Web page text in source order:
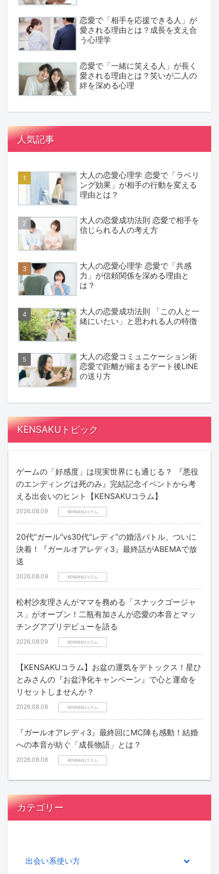
恋愛で「相手を応援できる人」が
愛される理由とは？成長を支え合
う心理学
恋愛で「一緒に笑える人」が長く
愛される理由とは？笑いが二人の
絆を深める心理
人気記事
大人の恋愛心理学 恋愛で「ラベリ
ング効果」が相手の行動を変える
理由とは？
大人の恋愛成功法則 恋愛で相手を
信じられる人の考え方
大人の恋愛心理学 恋愛で「共感
力」が信頼関係を深める理由と
は？
大人の恋愛成功法則 「この人と一
緒にいたい」と思われる人の特徴
大人の恋愛コミュニケーション術
恋愛で距離が縮まるデート後LINE
の送り方
KENSAKUトピック
ゲームの「好感度」は現実世界にも通じる？ 『悪役
のエンディングは死のみ』完結記念イベントから考
える出会いのヒント【KENSAKUコラム】
2026.08.09 KENSAKUコラム
20代“ガール”vs30代“レディ”の婚活バトル、ついに
決着！『ガールオアレディ3』最終話がABEMAで放
送
2026.08.09 KENSAKUコラム
松村沙友理さんがママを務める「スナックゴージャ
ス」がオープン！二瓶有加さんが恋愛の本音とマッ
チングアプリデビューを語る
2026.08.09 KENSAKUコラム
【KENSAKUコラム】お盆の運気をデトックス！星ひ
とみさんの『お盆浄化キャンペーン』で心と運命を
リセットしませんか？
2026.08.08 KENSAKUコラム
『ガールオアレディ3』最終回にMC陣も感動！結婚
への本音が紡ぐ「成長物語」とは？
2026.08.08 KENSAKUコラム
カテゴリー
出会い系使い方